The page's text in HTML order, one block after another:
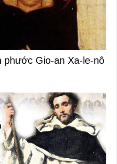
phước Gio-an Xa-le-nô